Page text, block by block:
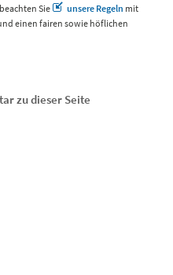
Sie
unsere Regeln mit
einen fairen sowie höflichen
zu dieser Seite